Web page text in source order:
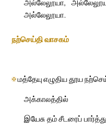
அல்லேலூயா,
அல்லேலூயா.
நற்செய்தி வாசகம்
✠மத்தேயு எழுதிய தூய
அக்காலத்தில்
இயேசு தம் சீடரைப்